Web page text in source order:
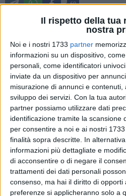
Il rispetto della tua
nostra
Noi e i nostri 1733 partner
informazioni su un dispositivo,
personali, come identificatori
inviate da un dispositivo per
misurazione di annunci e contenuti,
sviluppo dei servizi. Con la tua
partner possiamo utilizzare dati
identificazione tramite la scansione
per consentire a noi e ai nostri
finalità sopra descritte. In
informazioni più dettagliate e
di acconsentire o di negare il
trattamenti dei dati personali
consenso, ma hai il diritto di
preferenze si applicheranno solo a
60
«I lavori di pulizia e le ultime
Pasquale Uva", nel quartiere
maniera efficace». Lo ha
all'istruzione Vittoria Sasso a
inoltrata da Giorgia Preziosa,
BisceglieViva che ha effettuato
«Scattare e divulgare alla
sono in corso e non sono
sta adoperando e non traccia la
non è corretto trarre conclusioni
operazioni. Infatti, in realtà,
antistante, ritoccato il muretto